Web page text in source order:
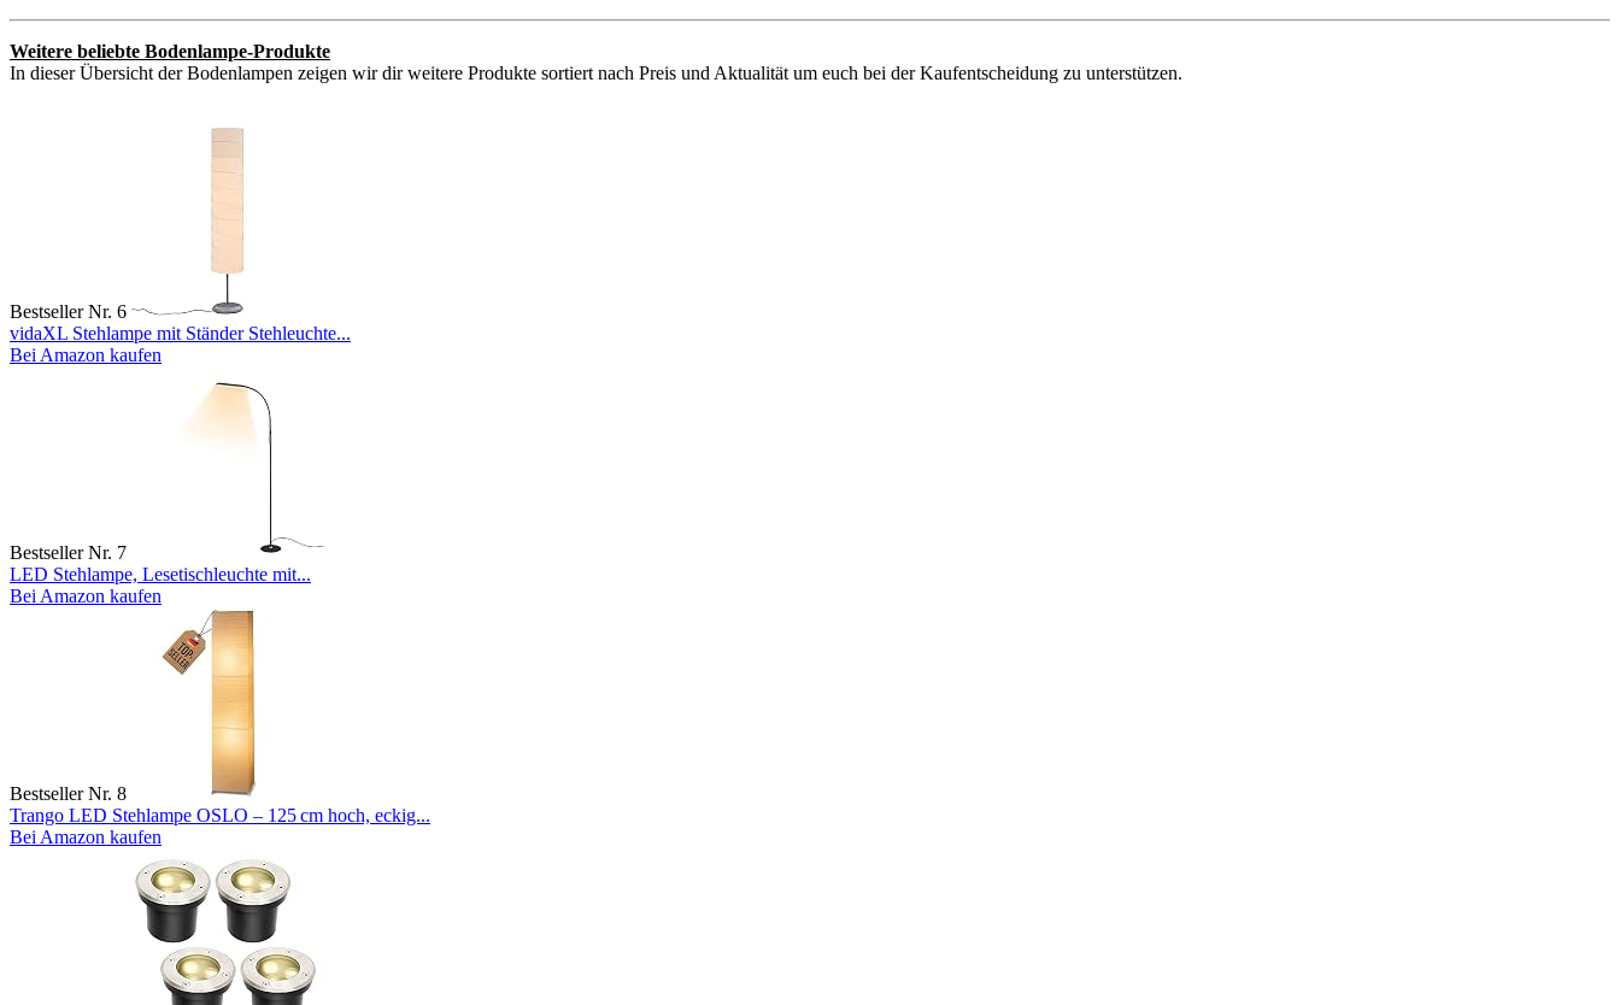
Weitere beliebte Bodenlampe-Produkte
In dieser Übersicht der Bodenlampen zeigen wir dir weitere Produkte sortiert nach Preis und Aktualität um euch bei der Kaufentscheidung zu unterstützen.
Bestseller Nr. 6
vidaXL Stehlampe mit Ständer Stehleuchte...
Bei Amazon kaufen
Bestseller Nr. 7
LED Stehlampe, Lesetischleuchte mit...
Bei Amazon kaufen
Bestseller Nr. 8
Trango LED Stehlampe OSLO – 125 cm hoch, eckig...
Bei Amazon kaufen